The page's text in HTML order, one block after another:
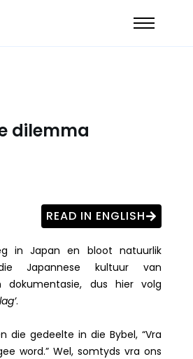
dilemma
READ IN ENGLISH
in Japan en bloot natuurlik
Japannese kultuur van
dokumentasie, dus hier volg
.
die gedeelte in die Bybel, “Vra
word.” Wel, somtyds vra ons